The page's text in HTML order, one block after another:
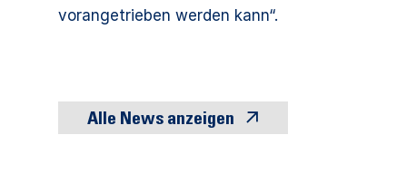
vorangetrieben werden kann“.
Alle News anzeigen